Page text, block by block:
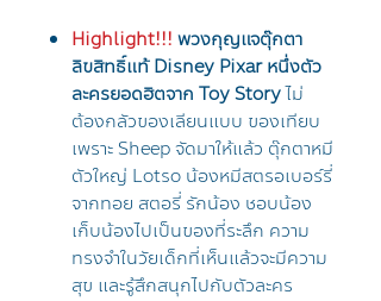
Highlight!!! พวงกุญแจตุ๊กตา
ลิขสิทธิ์แท้ Disney Pixar หนึ่งตัว
ละครยอดฮิตจาก Toy Storyไม่
ต้องกลัวของเลียนแบบ ของเทียบ
เพราะ Sheep จัดมาให้แล้ว ตุ๊กตาหมี
ตัวใหญ่ Lotso น้องหมีสตรอเบอร์รี่
จากทอย สตอรี่ รักน้อง ชอบน้อง
เก็บน้องไปเป็นของที่ระลึก ความ
ทรงจำในวัยเด็กที่เห็นแล้วจะมีความ
สุข และรู้สึกสนุกไปกับตัวละคร